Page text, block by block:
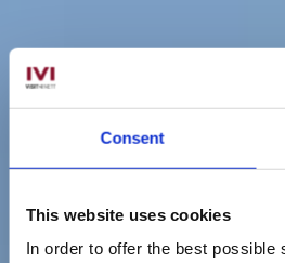
Consent
This website uses cookies
In order to offer the best